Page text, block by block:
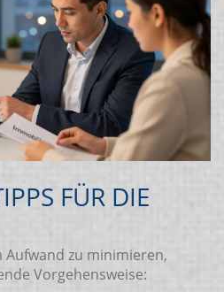
FÜR DIE
zu minimieren,
Vorgehensweise: